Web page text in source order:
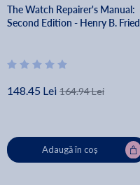
The Watch Repairer's Manual:
Second Edition - Henry B. Fried
148.45 Lei 164.94 Lei
Adaugă în coș